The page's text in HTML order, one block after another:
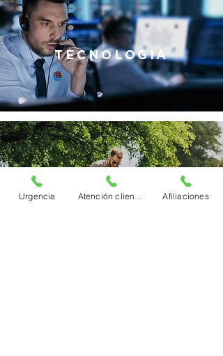
TECNOLOGIA
COBERTURA
Urgencia Afiliaciones